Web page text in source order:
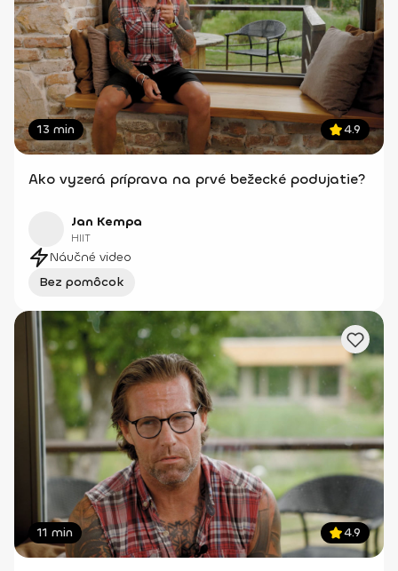
13 min 4.9
Ako vyzerá príprava na prvé bežecké podujatie?
Jan Kempa
HIIT
Náučné video
Bez pomôcok
11 min 4.9